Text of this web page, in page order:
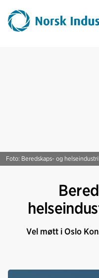
Foto: Beredskaps- og
Vel møtt i Oslo